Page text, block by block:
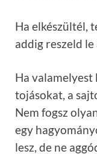
Ha elkészültél,
addig reszeld
Ha valamelyest
tojásokat, a
Nem fogsz
egy
lesz, de ne